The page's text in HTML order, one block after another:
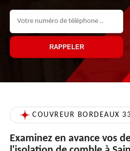
COUVREUR BORDEAUX
Examinez en avance vos